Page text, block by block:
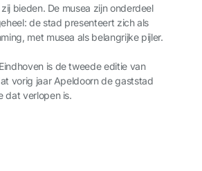
bieden. De musea zijn onderdeel
de stad presenteert zich als
met musea als belangrijke pijler.
is de tweede editie van
vorig jaar Apeldoorn de gaststad
dat verlopen is.